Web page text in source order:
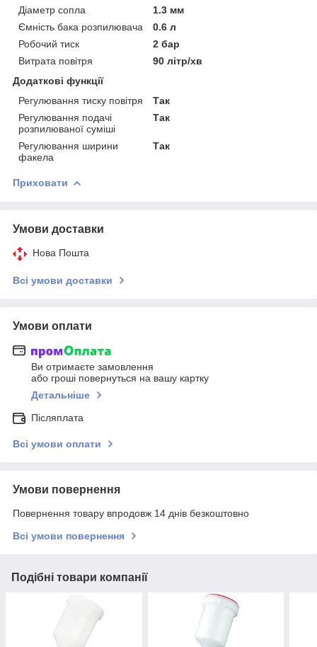
Діаметр сопла
1.3 мм
Ємність бака розпилювача
0.6 л
Робочий тиск
2 бар
Витрата повітря
90 літр/хв
Додаткові функції
Регулювання тиску повітря
Так
Регулювання подачі
розпилюваної суміші
Так
Регулювання ширини
факела
Так
Приховати
Умови доставки
Нова Пошта
Всі умови доставки
Умови оплати
Ви отримаєте замовлення
або гроші повернуться на вашу картку
Детальніше
Післяплата
Всі умови оплати
Умови повернення
Повернення товару впродовж 14 днів безкоштовно
Всі умови повернення
Подібні товари компанії